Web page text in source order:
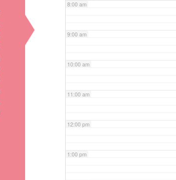
8:00 am
9:00 am
10:00 am
11:00 am
12:00 pm
1:00 pm